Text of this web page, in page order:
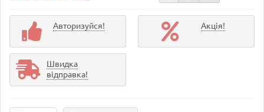
Авторизуйся! Акція!
Швидка
відправка!